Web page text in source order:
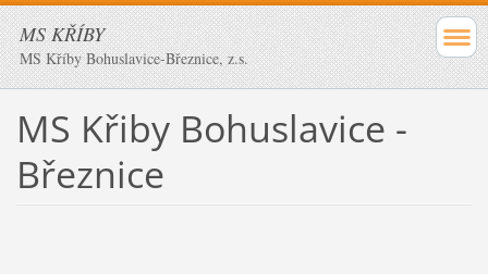
MS KŘÍBY
MS Kříby Bohuslavice-Březnice, z.s.
MS Křiby Bohuslavice -
Březnice